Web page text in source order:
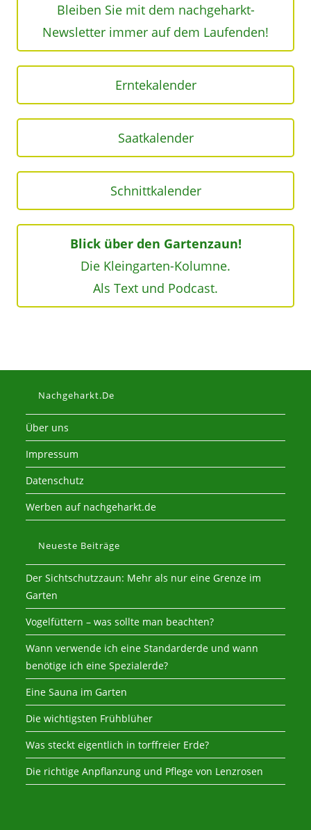
Bleiben Sie mit dem nachgeharkt-
Newsletter immer auf dem Laufenden!
Erntekalender
Saatkalender
Schnittkalender
Blick über den Gartenzaun!
Die Kleingarten-Kolumne.
Als Text und Podcast.
Nachgeharkt.de
Über uns
Impressum
Datenschutz
Werben auf nachgeharkt.de
Neueste Beiträge
Der Sichtschutzzaun: Mehr als nur eine Grenze im
Garten
Vogelfüttern – was sollte man beachten?
Wann verwende ich eine Standarderde und wann
benötige ich eine Spezialerde?
Eine Sauna im Garten
Die wichtigsten Frühblüher
Was steckt eigentlich in torffreier Erde?
Die richtige Anpflanzung und Pflege von Lenzrosen